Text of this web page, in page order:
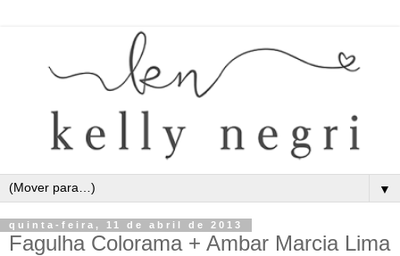
▼
quinta-feira, 11 de abril de 2013
Fagulha Colorama + Ambar Marcia Lima